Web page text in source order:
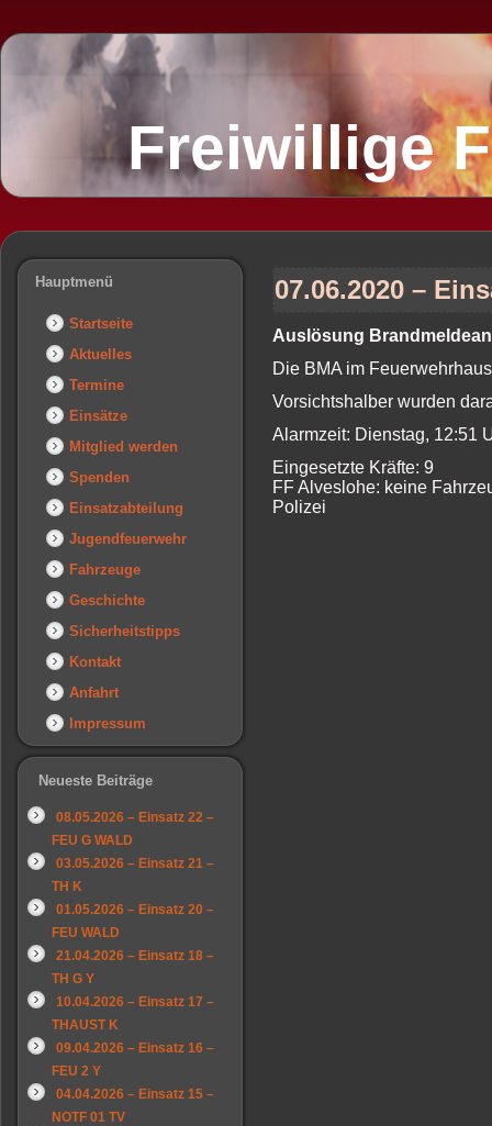
Freiwillige
Hauptmenü
Startseite
Aktuelles
Termine
Einsätze
Mitglied werden
Spenden
Einsatzabteilung
Jugendfeuerwehr
Fahrzeuge
Geschichte
Sicherheitstipps
Kontakt
Anfahrt
Impressum
Neueste Beiträge
08.05.2026 – Einsatz 22 –
FEU G WALD
03.05.2026 – Einsatz 21 –
TH K
01.05.2026 – Einsatz 20 –
FEU WALD
21.04.2026 – Einsatz 18 –
TH G Y
10.04.2026 – Einsatz 17 –
THAUST K
09.04.2026 – Einsatz 16 –
FEU 2 Y
04.04.2026 – Einsatz 15 –
NOTF 01 TV
07.06.2020 –
Auslösung
Die BMA im
Vorsichtshalber wurden
Alarmzeit: Dienstag, 12:51
Eingesetzte Kräfte: 9
FF Alveslohe: keine
Polizei